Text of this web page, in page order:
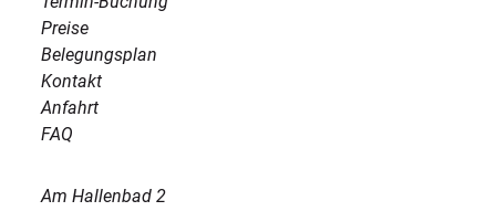
Preise
Belegungsplan
Kontakt
Anfahrt
FAQ
Am Hallenbad 2